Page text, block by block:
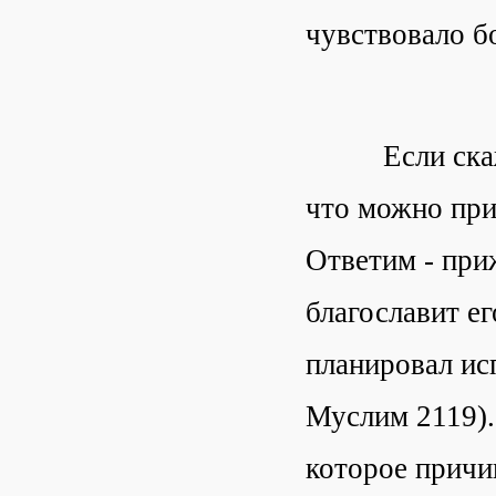
чувствовало
Если
что можно
Ответим -
благославит
планировал
Муслим 2119).
которое